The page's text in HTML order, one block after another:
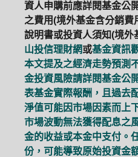
資人申購前應詳閱基金公
之費用(境外基金含分銷費
說明書或投資人須知(境外
山投信理財網或基金資訊
本文提及之經濟走勢預測
金投資風險請詳閱基金公
表基金實際報酬，且過去
淨值可能因市場因素而上
市場波動無法獲得配息之
金的收益或本金中支付。
份，可能導致原始投資金